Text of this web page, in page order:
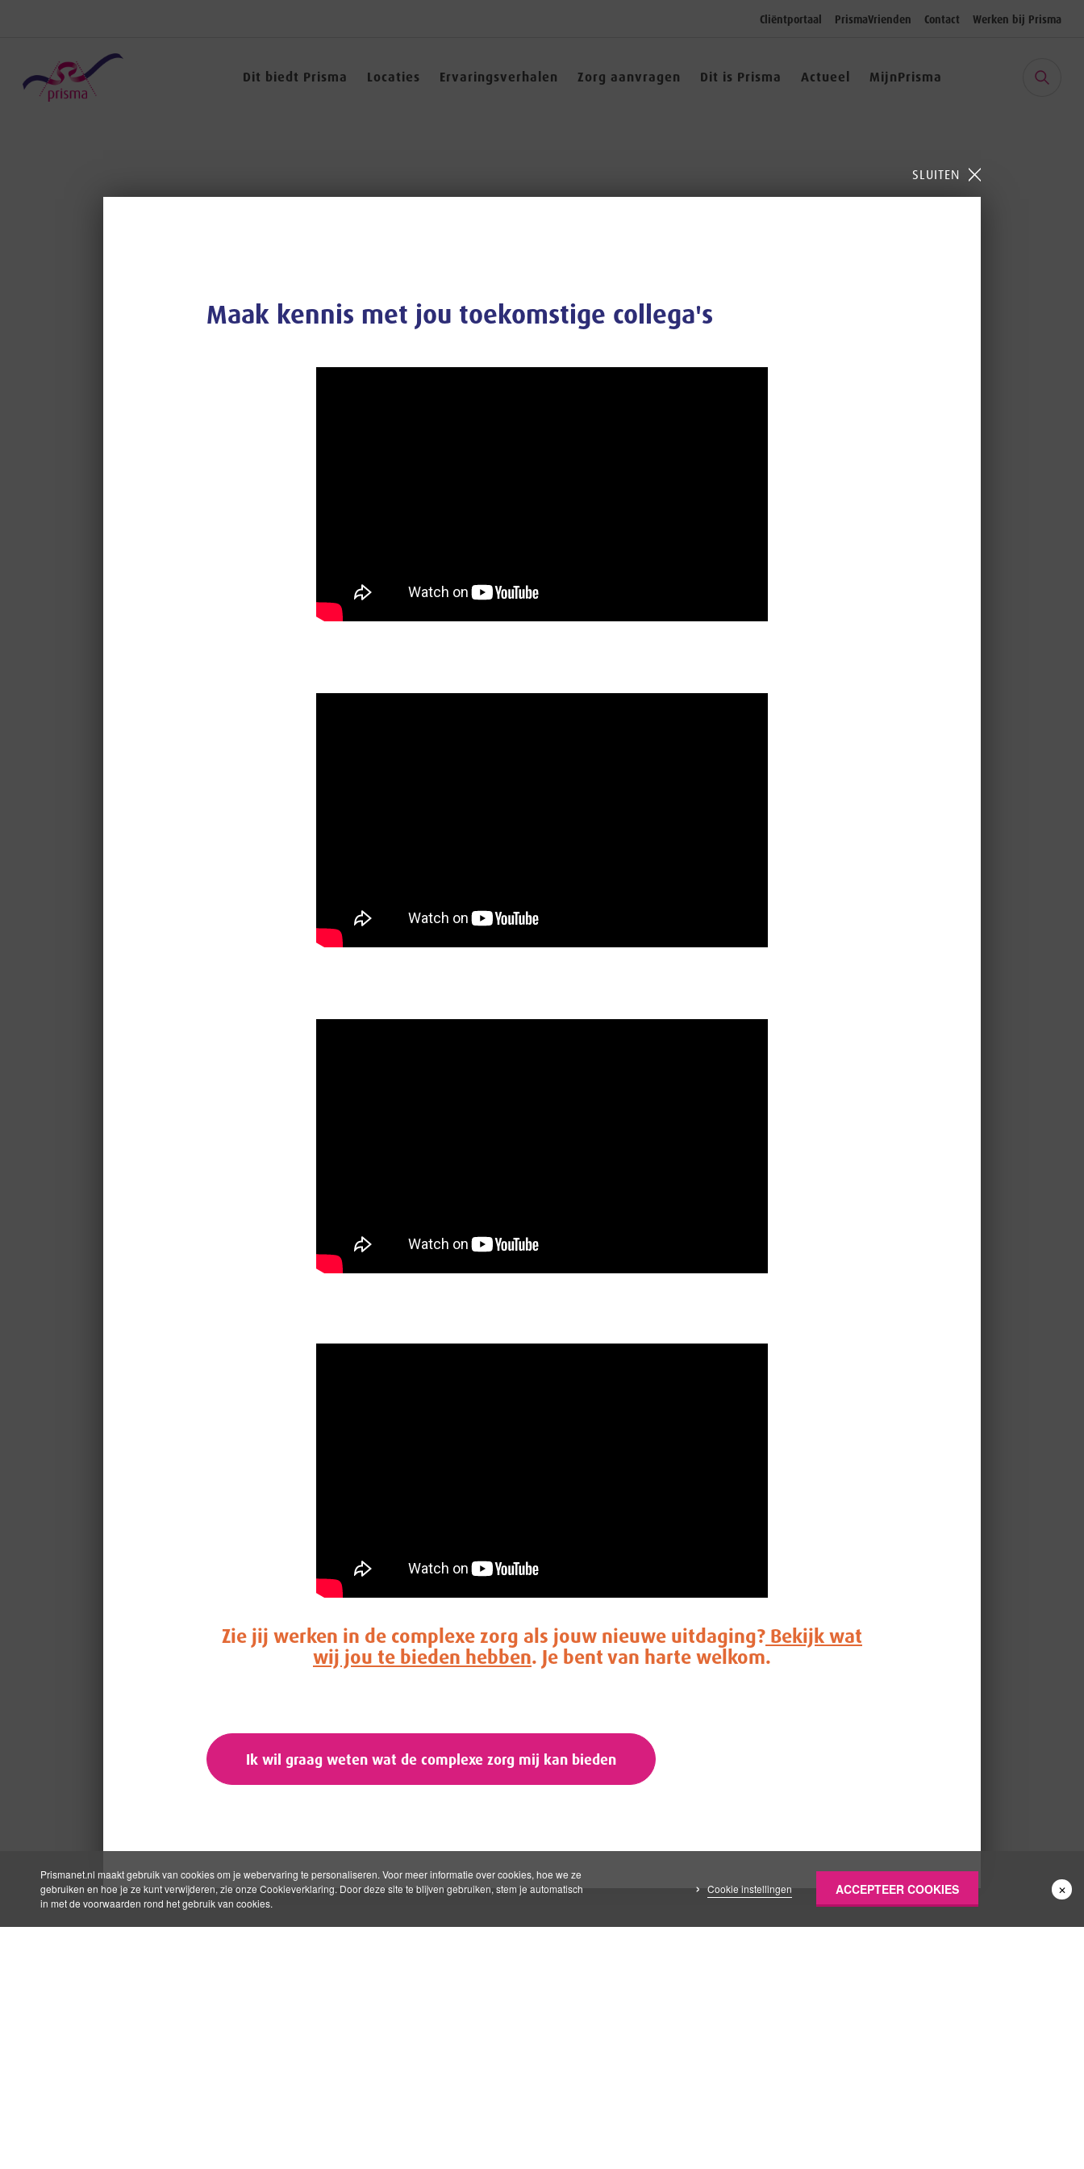
Cliëntportaal PrismaVrienden Contact Werken bij Prisma
Dit biedt Prisma Locaties Ervaringsverhalen Zorg aanvragen Dit is Prisma Actueel MijnPrisma
SLUITEN
Maak kennis met jou toekomstige collega's
Zie jij werken in de complexe zorg als jouw nieuwe uitdaging? Bekijk wat
wij jou te bieden hebben. Je bent van harte welkom.
Ik wil graag weten wat de complexe zorg mij kan bieden
Prismanet.nl maakt gebruik van cookies om je webervaring te personaliseren. Voor meer informatie over cookies, hoe we ze
gebruiken en hoe je ze kunt verwijderen, zie onze Cookieverklaring. Door deze site te blijven gebruiken, stem je automatisch
in met de voorwaarden rond het gebruik van cookies.
Cookie instellingen ACCEPTEER COOKIES ✕